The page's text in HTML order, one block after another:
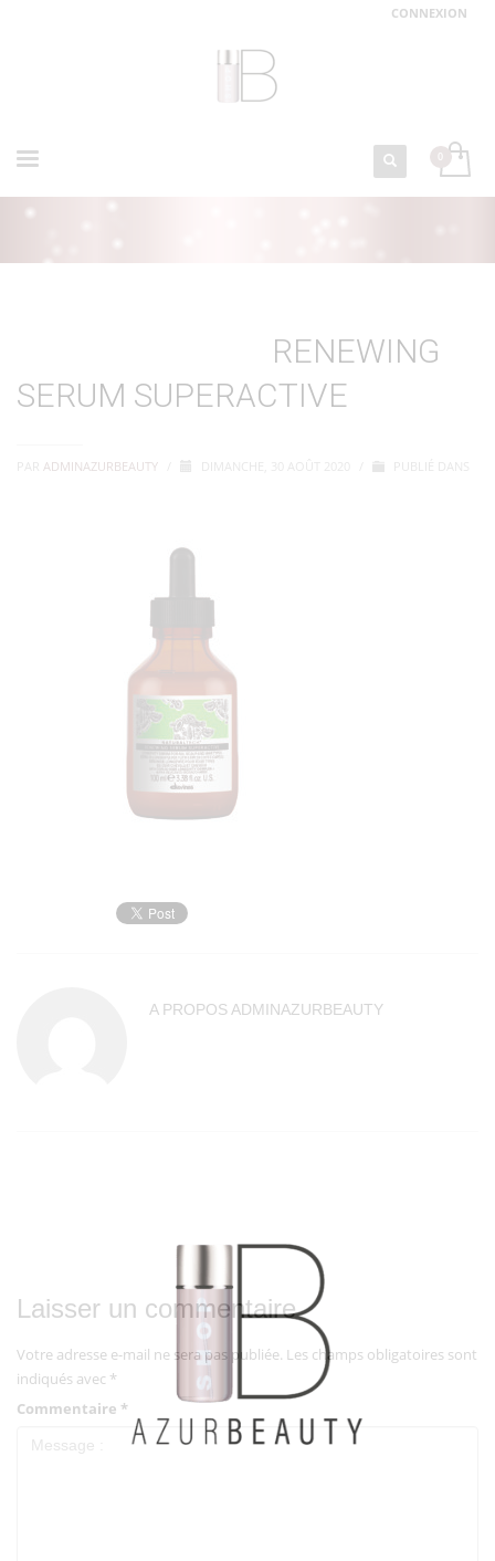
CONNEXION
RENEWING
SERUM SUPERACTIVE
ADMINAZURBEAUTY DIMANCHE, 30 AOÛT 2020
A PROPOS ADMINAZURBEAUTY
Laisser un commentaire
Votre adresse e-mail ne sera pas publiée. Les champs obligatoires sont
indiqués avec *
Commentaire *